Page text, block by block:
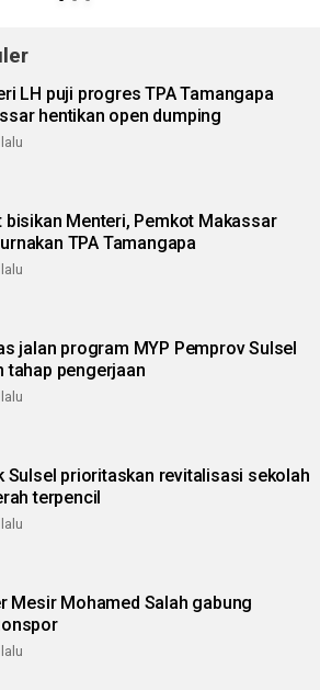
LH puji progres TPA Tamangapa
Makassar hentikan open dumping
bisikan Menteri, Pemkot Makassar
TPA Tamangapa
jalan program MYP Pemprov Sulsel
tahap pengerjaan
Sulsel prioritaskan revitalisasi sekolah
terpencil
Mesir Mohamed Salah gabung